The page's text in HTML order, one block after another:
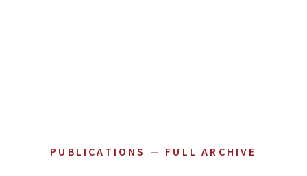
PUBLICATIONS — FULL ARCHIVE